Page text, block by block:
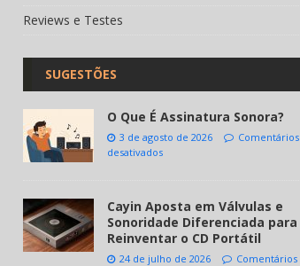
Reviews e Testes
SUGESTÕES
O Que É Assinatura Sonora?
3 de agosto de 2026
Comentários
desativados
Cayin Aposta em Válvulas e
Sonoridade Diferenciada para
Reinventar o CD Portátil
24 de julho de 2026
Comentários